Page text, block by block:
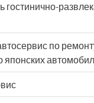
гостинично-
по